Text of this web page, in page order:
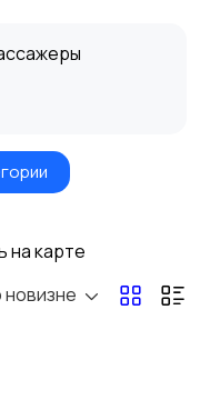
весы
и эпиляторы
на карте